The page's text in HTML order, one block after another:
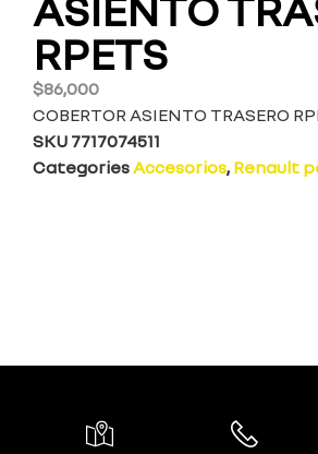
RPETS
$86,000
COBERTOR ASIENTO TRASERO
SKU 7717074511
CategoriesAccesorios, Renault